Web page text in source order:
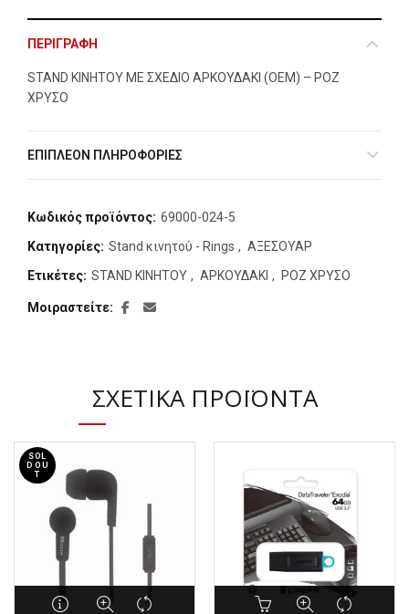
ΠΕΡΙΓΡΑΦΉ
STAND ΚΙΝΗΤΟΥ ΜΕ ΣΧΕΔΙΟ ΑΡΚΟΥΔΑΚΙ (OEM) – ΡΟΖ
ΧΡΥΣΟ
ΕΠΙΠΛΈΟΝ ΠΛΗΡΟΦΟΡΊΕΣ
Κωδικός προϊόντος: 69000-024-5
Κατηγορίες: Stand κινητού - Rings , ΑΞΕΣΟΥΑΡ
Ετικέτες: STAND ΚΙΝΗΤΟΥ , ΑΡΚΟΥΔΑΚΙ , ΡΟΖ ΧΡΥΣΟ
Μοιραστείτε
ΣΧΕΤΙΚΆ ΠΡΟΪΌΝΤΑ
SOL
D OU
T